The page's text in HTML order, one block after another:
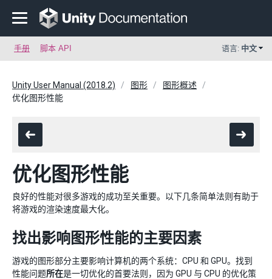
手册 脚本 API 语言: 中文
Unity User Manual (2018.2) 图形
图形概述
优化图形性能
优化图形性能
良好的性能对很多游戏的成功至关重要。以下几条简单法则有助于
将游戏的渲染速度最大化。
找出影响图形性能的主要因素
游戏的图形部分主要影响计算机的两个系统：CPU 和 GPU。找到
性能问题所在是一切优化的首要法则，因为 GPU 与 CPU 的优化策